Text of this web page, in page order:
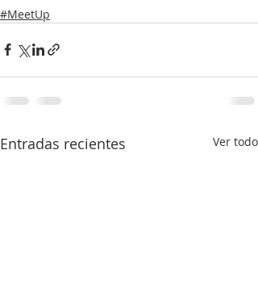
#MeetUp
Entradas recientes Ver todo